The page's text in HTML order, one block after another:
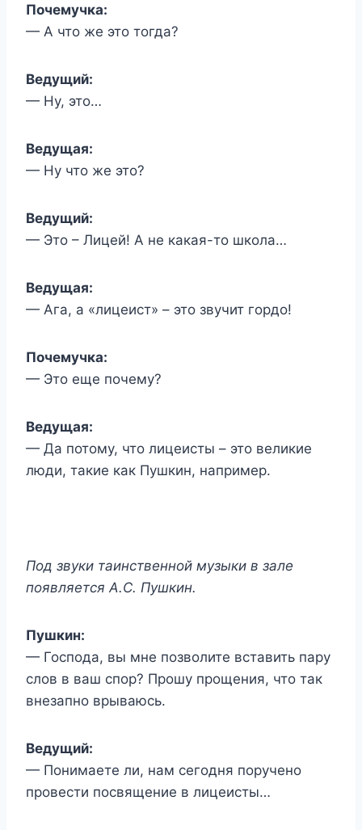
Почемучка:
— А что же это тогда?
Ведущий:
— Ну, это…
Ведущая:
— Ну что же это?
Ведущий:
— Это – Лицей! А не какая-то школа…
Ведущая:
— Ага, а «лицеист» – это звучит гордо!
Почемучка:
— Это еще почему?
Ведущая:
— Да потому, что лицеисты – это великие
люди, такие как Пушкин, например.
Под звуки таинственной музыки в зале
появляется А.С. Пушкин.
Пушкин:
— Господа, вы мне позволите вставить пару
слов в ваш спор? Прошу прощения, что так
внезапно врываюсь.
Ведущий:
— Понимаете ли, нам сегодня поручено
провести посвящение в лицеисты…